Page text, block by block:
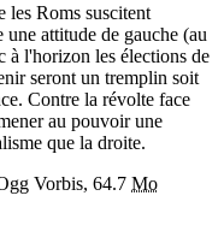
les Roms suscitent
attitude de gauche (au
à l'horizon les élections de
seront un tremplin soit
Contre la révolte face
au pouvoir une
que la droite.
Vorbis, 64.7 Mo